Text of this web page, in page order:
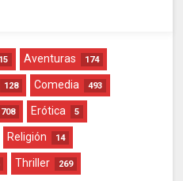
Aventuras 174
128 Comedia 493
708 Erótica 5
Religión 14
Thriller 269